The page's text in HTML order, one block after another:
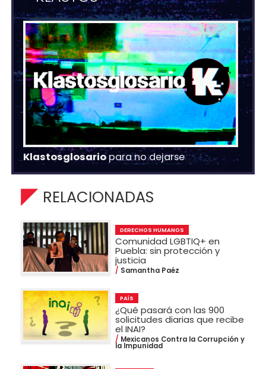
Klastosglosariopara no dejarse
RELACIONADAS
DERECHOS HUMANOS
Comunidad LGBTIQ+ en
Puebla: sin protección y
justicia
Samantha Paéz
PAÍS
¿Qué pasará con las 900
solicitudes diarias que recibe
el INAI?
Mexicanos Contra la Corrupción y
la Impunidad